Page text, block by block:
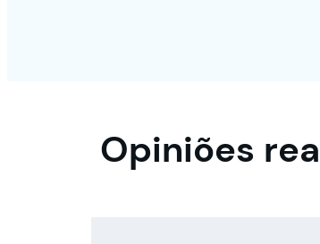
Opiniões